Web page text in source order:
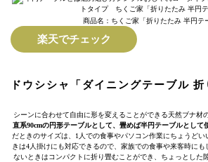
商品名：ちくご家「折りたたみ 半円テ
楽天でチェック
ドウシシャ「ダイニングテーブル 折
シーンに合わせて自由に形を変えることができる天然ブナ材
直系90cmの円形テーブルとして、畳めば半円テーブルとして
だときのサイズは、1人での食事やパソコン作業にちょうどい
きは4人掛けにも対応できるので、家族での食事や来客時に
ないときはコンパクトに折り畳むことができ、ちょっとした